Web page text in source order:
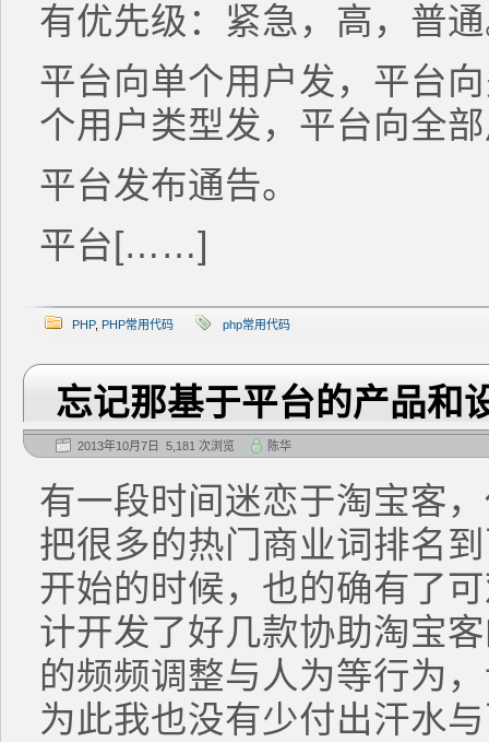
有优先级：紧急，高，普
平台向单个用户发，平台
个用户类型发，平台向全
平台发布通告。
平台[……]
PHP, PHP常用代码 php常用代码
忘记那基于平台的产品和
2013年10月7日 5,181 次浏览 陈华
有一段时间迷恋于淘宝客
把很多的热门商业词排名
开始的时候，也的确有了
计开发了好几款协助淘宝
的频频调整与人为等行为
为此我也没有少付出汗水